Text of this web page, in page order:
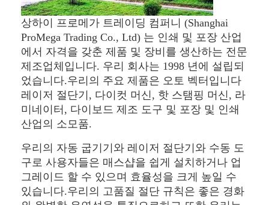
산업 라 미네이 팅 기계
기계를 만드는 책
자동 포장 기계
자동적인 인쇄기
포스트 압박 장비
전 장비를 누르십시오
다른 소모품
상하이 프로메가 트레이딩 컴퍼니 (Shanghai
ProMega Trading Co., Ltd) 는 인쇄 및 포장 산업
에서 자격을 갖춘 제품 및 장비를 생산하는 전문
제조업체입니다. 우리 회사는 1998 년에 설립되
었습니다.우리의 주요 제품은 오토 벡터입니다
레이저 절단기, 다이컷 머신, 핫 스탬핑 머신, 라
미네이터, 다이보드 제조 도구 및 포장 및 인쇄
산업의 소모품.
우리의 자동 굽기기와 레이저 절단기와 수동 도
구로 사용자들은 매스샵을 쉽게 설치하거나 업
그레이드 할 수 있으며 효율성을 크게 높일 수
있습니다.우리의 고품질 절단 규칙은 좋은 경화